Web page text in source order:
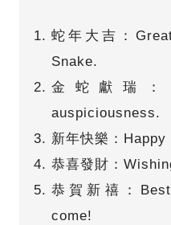
蛇年大吉：
Snake.
金蛇獻瑞：
auspiciousness.
新年快樂：
恭喜發財：
恭賀新禧：
come!